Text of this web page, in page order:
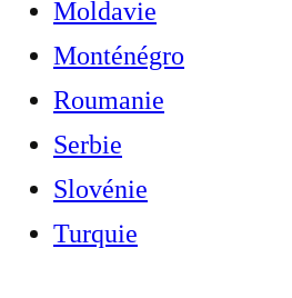
Moldavie
Monténégro
Roumanie
Serbie
Slovénie
Turquie